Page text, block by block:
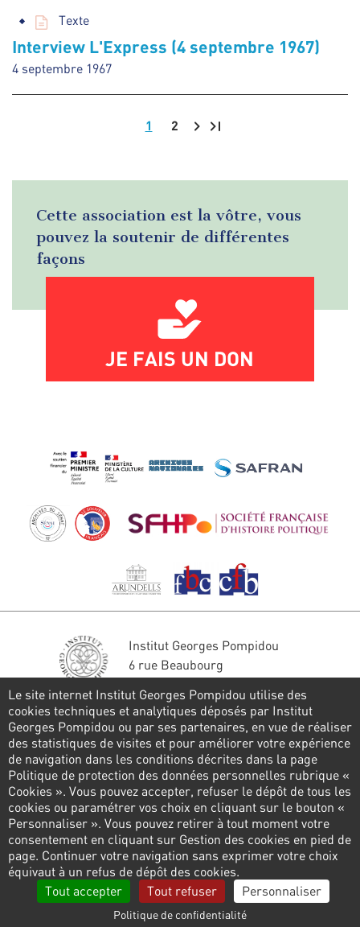
Texte
Interview L'Express (4 septembre 1967)
4 septembre 1967
1 2
Cette association est la vôtre, vous
pouvez la soutenir de différentes
façons
JE FAIS UN DON
Institut Georges Pompidou
6 rue Beaubourg
Tél. : 01 44 78 41 22
Restons en contact
FORMULAIRE DE CONTACT
Suivez-nous
Pied
de
page
Politique de confidentialité
Gestion des cookies
Mentions légales Contactez-nous
Le site internet Institut Georges Pompidou utilise des
cookies techniques et analytiques déposés par Institut
Georges Pompidou ou par ses partenaires, en vue de réaliser
des statistiques de visites et pour améliorer votre expérience
de navigation dans les conditions décrites dans la page
Politique de protection des données personnelles rubrique «
Cookies ». Vous pouvez accepter, refuser le dépôt de tous les
cookies ou paramétrer vos choix en cliquant sur le bouton «
Personnaliser ». Vous pouvez retirer à tout moment votre
consentement en cliquant sur Gestion des cookies en pied de
page. Continuer votre navigation sans exprimer votre choix
équivaut à un refus de dépôt des cookies.
Tout accepter
Tout refuser Personnaliser
Politique de confidentialité